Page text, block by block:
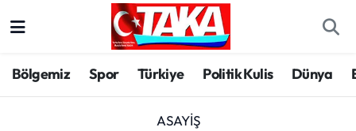
Bölgemiz Spor Türkiye Politik Kulis Dünya
ASAYIŞ
Spor
Trabzon Hava Durumu